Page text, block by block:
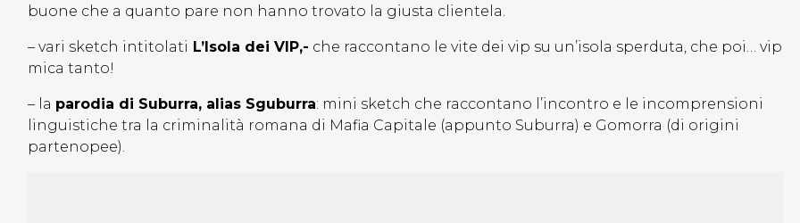
buone che a quanto pare non hanno trovato la giusta clientela.
– vari sketch intitolati L’Isola dei VIP,- che raccontano le vite dei vip su un’isola sperduta, che poi… vip
mica tanto!
– la parodia di Suburra, alias Sguburra: mini sketch che raccontano l’incontro e le incomprensioni
linguistiche tra la criminalità romana di Mafia Capitale (appunto Suburra) e Gomorra (di origini
partenopee).